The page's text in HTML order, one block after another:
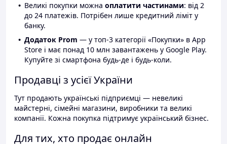
Великі покупки можна оплатити частинами: від 2
до 24 платежів. Потрібен лише кредитний ліміт у
банку.
Додаток Prom — у топ-3 категорії «Покупки» в App
Store і має понад 10 млн завантажень у Google Play.
Купуйте зі смартфона будь-де і будь-коли.
Продавці з усієї України
Тут продають українські підприємці — невеликі
майстерні, сімейні магазини, виробники та великі
компанії. Кожна покупка підтримує український бізнес.
Для тих, хто продає онлайн